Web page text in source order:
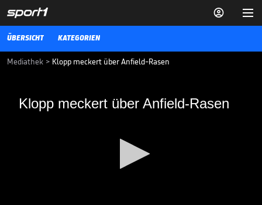


ÜBERSICHT KATEGORIEN
Mediathek > Klopp meckert über Anfield-Rasen
Klopp meckert über Anfield-Rasen
Klopp meckert über Anfield-Rasen